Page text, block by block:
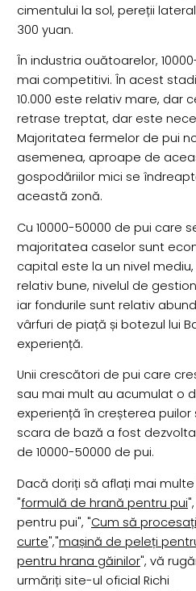
cimentului la sol, pereții
300 yuan.
În industria ouătoarelor,
mai competitivi. În acest
10.000 este relativ mare, dar
retrase treptat, dar este
Majoritatea fermelor de pui
asemenea, aproape de
gospodăriilor mici se
această zonă.
Cu 10000-50000 de pui care
majoritatea caselor sunt
capital este la un nivel
relativ bune, nivelul de
iar fondurile sunt relativ
vârfuri de piață și botezul lui
experiență.
Unii crescători de pui care
sau mai mult au acumulat o
experiență în creșterea
scara de bază a fost
de 10000-50000 de pui.
Dacă doriți să aflați mai
"formulă de hrană pentru pui
pentru pui", "Cum să
curte","mașină de peleți
pentru hrana găinilor", vă
urmăriți site-ul oficial Richi